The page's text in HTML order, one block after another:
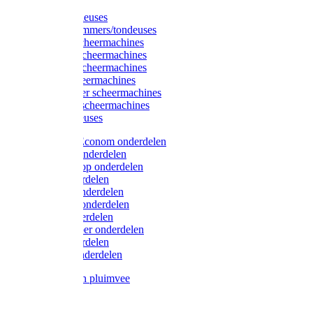
Moser tondeuses
Overige trimmers/tondeuses
Heiniger scheermachines
Hauptner scheermachines
Aesculap scheermachines
Liscop scheermachines
FarmClipper scheermachines
Constanta scheermachines
Wahl tondeuses
Aesculap/Econom onderdelen
Hauptner onderdelen
Lister/Liscop onderdelen
Eider onderdelen
Heiniger onderdelen
Constanta onderdelen
Moser onderdelen
Farm Clipper onderdelen
Oster onderdelen
TailWell onderdelen
Voerbakken pluimvee